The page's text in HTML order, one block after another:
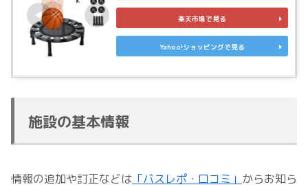
楽天市場で見る
Yahoo!ショッピングで見る
施設の基本情報
情報の追加や訂正などは 「バスレポ・口コミ」 からお知ら